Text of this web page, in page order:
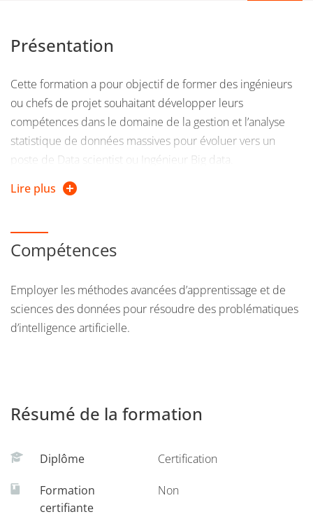
Présentation
Cette formation a pour objectif de former des ingénieurs
ou chefs de projet souhaitant développer leurs
compétences dans le domaine de la gestion et l’analyse
statistique de données massives pour évoluer vers un
poste de Data scientist ou Ingénieur Big data.
Elle a pour ambition de proposer des méthodes avancées
résoudre des problématiques d’intelligence artificielle.
Lire plus
Compétences
Employer les méthodes avancées d’apprentissage et de
sciences des données pour résoudre des problématiques
d’intelligence artificielle.
Résumé de la formation
Diplôme Certification
Formation
certifiante
Non